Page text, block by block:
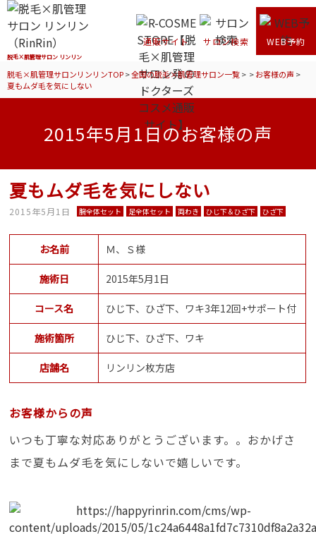
脱毛×肌管理サロン リンリン
通販サイト サロン検索 WEB予約
脱毛×肌管理サロンリンリンTOP>全国の脱毛×肌管理サロン一覧> >お客様の声 >
夏もムダ毛を気にしない
2015年5月1日のお客様の声
夏もムダ毛を気にしない
2015年5月1日 腕全体セット 足全体セット 両わき ひじ下＆ひざ下 ひざ下
お名前 Ｍ、Ｓ様
施術日 2015年5月1日
コース名 ひじ下、ひざ下、ワキ3年12回+サポート付
施術箇所 ひじ下、ひざ下、ワキ
店舗名 リンリン枚方店
お客様からの声
いつも丁寧な対応ありがとうございます。。おかげさ
まで夏もムダ毛を気にしないで嬉しいです。